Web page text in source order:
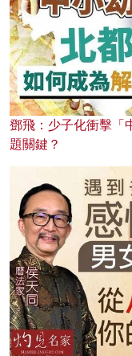
鄧飛：少子化衝擊「
題關鍵？